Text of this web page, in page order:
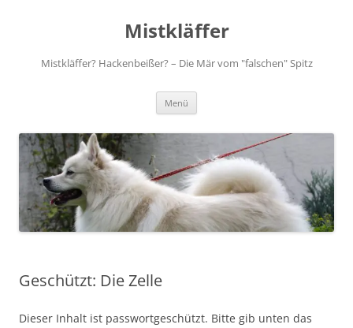
Mistkläffer
Mistkläffer? Hackenbeißer? – Die Mär vom "falschen" Spitz
Menü
Geschützt: Die Zelle
Dieser Inhalt ist passwortgeschützt. Bitte gib unten das